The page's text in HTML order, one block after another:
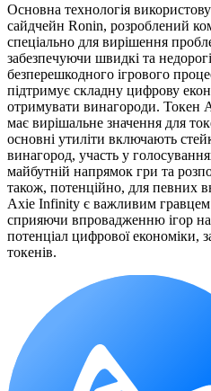
Основна технологія
сайдчейн Ronin, розроблений
спеціально для вирішення
забезпечуючи швидкі та
безперешкодного ігрового
підтримує складну цифрову
отримувати винагороди. Токен
має вирішальне значення для
основні утиліти включають
винагород, участь у
майбутній напрямок гри та
також, потенційно, для певних
Axie Infinity є важливим гравцем
сприяючи впровадженню ігор
потенціал цифрової економіки,
токенів.